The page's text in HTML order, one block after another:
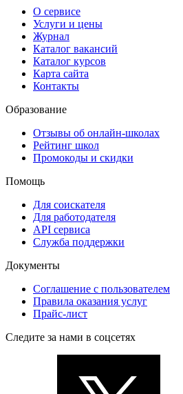
О сервисе
Услуги и цены
Журнал
Каталог вакансий
Каталог курсов
Карта сайта
Контакты
Образование
Отзывы об онлайн-школах
Рейтинг школ
Промокоды и скидки
Помощь
Для соискателя
Для работодателя
API сервиса
Служба поддержки
Документы
Соглашение с пользователем
Правила оказания услуг
Прайс-лист
Следите за нами в соцсетях